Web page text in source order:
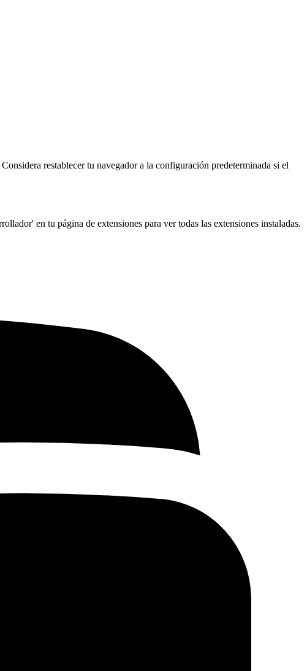
restablecer tu navegador a la configuración predeterminada si el
en tu página de extensiones para ver todas las extensiones instaladas.